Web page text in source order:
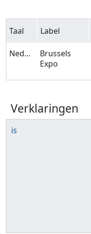
Taal Label
Nederlands
Brussels
Expo
Verklaringen
is